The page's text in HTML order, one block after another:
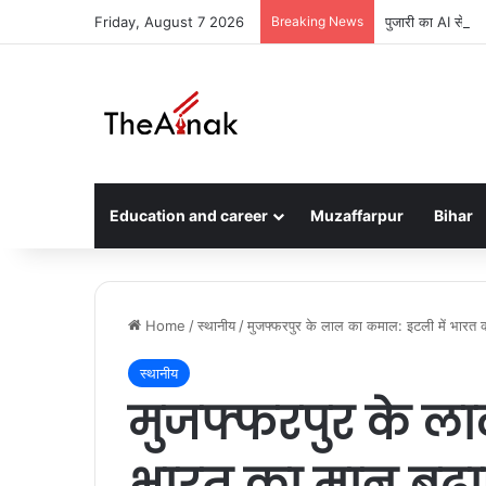
Friday, August 7 2026 Breaking News पुजारी का AI से
Education and career Muzaffarpur Bihar
Home /स्थानीय /मुजफ्फरपुर के लाल का कमाल: इटली में भारत
स्थानीय
मुजफ्फरपुर के